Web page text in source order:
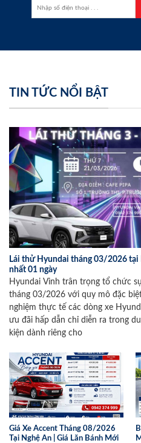
TIN TỨC NỔI BẬT
Lái thử Hyundai tháng 03/2026
nhất 01 ngày
Hyundai Vinh trân trọng tổ chức
tháng 03/2026 với quy mô đặc
nghiệm thực tế các dòng xe
ưu đãi hấp dẫn chỉ diễn ra trong
kiện dành riêng cho
Giá Xe Accent Tháng 08/2026
Tại Nghệ An | Giá Lăn Bánh Mới